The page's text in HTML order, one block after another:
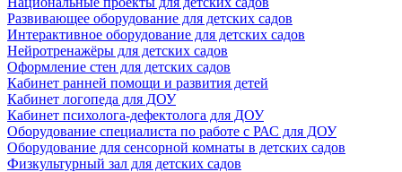
Развивающее оборудование для детских садов
Интерактивное оборудование для детских садов
Нейротренажёры для детских садов
Оформление стен для детских садов
Кабинет ранней помощи и развития детей
Кабинет логопеда для ДОУ
Кабинет психолога-дефектолога для ДОУ
Оборудование специалиста по работе с РАС для ДОУ
Оборудование для сенсорной комнаты в детских садов
Физкультурный зал для детских садов